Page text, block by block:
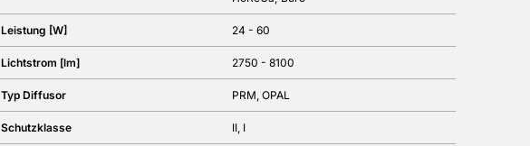
Leistung [W] 24 - 60
Lichtstrom [lm] 2750 - 8100
Typ Diffusor PRM, OPAL
Schutzklasse II, I